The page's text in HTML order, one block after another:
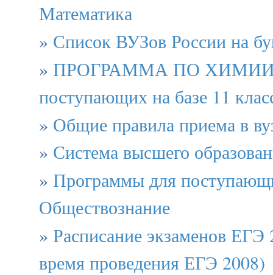
Математика
» Список ВУЗов России на
» ПРОГРАММА ПО ХИМИИ
поступающих на базе 11
» Общие правила приема в
» Система высшего
» Программы для
Обществознание
» Расписание экзаменов ЕГЭ
время проведения ЕГЭ 2008)